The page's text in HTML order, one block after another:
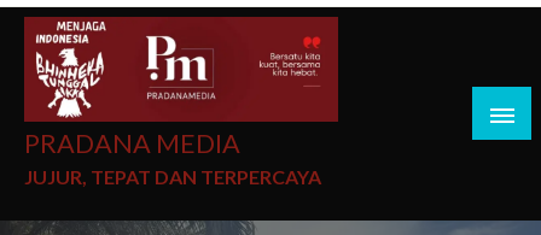
PRADANA MEDIA
JUJUR, TEPAT DAN TERPERCAYA